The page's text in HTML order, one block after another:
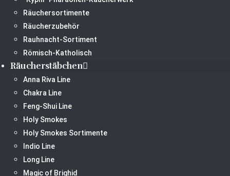
Räuchersortimente
Räucherzubehör
Rauhnacht-Sortiment
Römisch-Katholisch
Räucherstäbchen
Anna Riva Line
Chakra Line
Feng-Shui Line
Holy Smokes
Holy Smokes Sortimente
Indio Line
Long Line
Magic of Brighid